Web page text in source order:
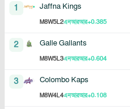
1 Jaffna Kings
M8W5L2এনআরআর+0.385
2 Galle Gallants
M8W5L3এনআরআর+0.604
3 Colombo Kaps
M8W4L4এনআরআর+0.108